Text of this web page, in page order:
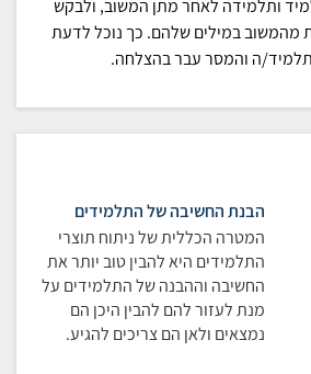
ותלמידה לאחר מתן המשוב, ולבקש
מהמשוב במילים שלהם. כך נוכל לדעת
ה והמסר עבר בהצלחה.
הבנת החשיבה של התלמידים
המטרה הכללית של ניתוח תוצרי
התלמידים היא להבין טוב יותר את
החשיבה וההבנה של התלמידים על
מנת לעזור להם להבין היכן הם
נמצאים ולאן הם צריכים להגיע.